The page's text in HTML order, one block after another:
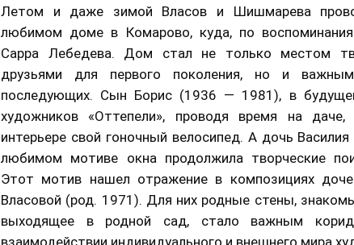
Летом и даже зимой Власов и Шишмарева
любимом доме в Комарово, куда, по
Сарра Лебедева. Дом стал не только местом
друзьями для первого поколения, но и
последующих. Сын Борис (1936 — 1981), в
художников «Оттепели», проводя время на
интерьере свой гоночный велосипед. А дочь
любимом мотиве окна продолжила творческие
Этот мотив нашел отражение в композициях
Власовой (род. 1971). Для них родные стены,
выходящее в родной сад, стало важным
взаимодействии индивидуального и внешнего мира